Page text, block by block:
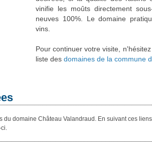
vinifie les moûts directement
neuves 100%. Le domaine
vins.
Pour continuer votre visite,
liste des domaines de la commune
du domaine Château Valandraud. En suivant ces